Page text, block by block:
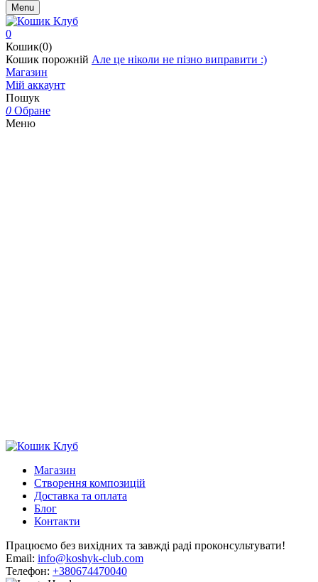
Menu
0
Кошик(0)
Кошик порожній Але це ніколи не пізно виправити :)
Магазин
Мій аккаунт
Пошук
0 Обране
Меню
Магазин
Створення композицій
Доставка та оплата
Блог
Контакти
Працюємо без вихідних та завжді раді проконсультувати!
Email: info@koshyk-club.com
Телефон: +380674470040